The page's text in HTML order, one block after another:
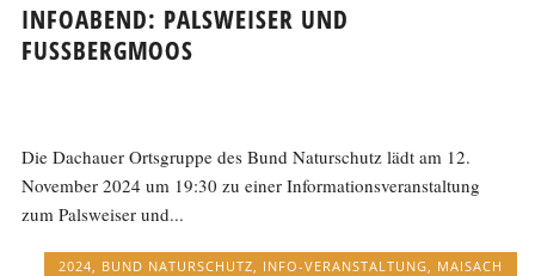
INFOABEND: PALSWEISER UND
FUSSBERGMOOS
Die Dachauer Ortsgruppe des Bund Naturschutz lädt am 12.
November 2024 um 19:30 zu einer Informationsveranstaltung
zum Palsweiser und...
2024 BUND NATURSCHUTZ INFO-VERANSTALTUNG MAISACH